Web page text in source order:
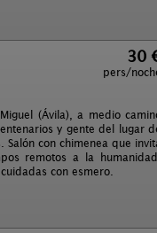
30
pers/
(Ávila), a medio
y gente del lugar
con chimenea que
remotos a la humanidad.
con esmero.